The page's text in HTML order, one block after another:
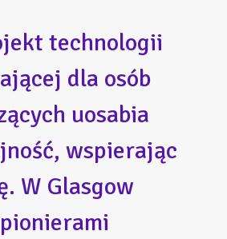
technologii
dla osób
uosabia
wspierając
W Glasgow